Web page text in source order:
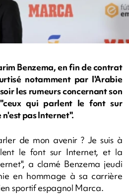
Benzema, en fin de contrat
notamment par l'Arabie
les rumeurs concernant son
qui parlent le font sur
pas Internet".
de mon avenir ? Je suis à
le font sur Internet, et la
a clamé Benzema jeudi
en hommage à sa carrière
sportif espagnol Marca.